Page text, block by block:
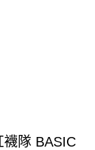
隊 BASIC